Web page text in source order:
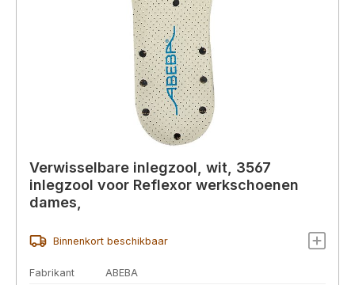
Verwisselbare inlegzool, wit, 3567
inlegzool voor Reflexor werkschoenen
dames,
Binnenkort beschikbaar
Fabrikant
ABEBA